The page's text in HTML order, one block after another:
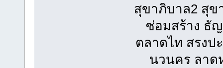
สุขาภิบาล2 สุข
ซ่อมสร้าง ธั
ตลาดไท สรงป
นวนคร ลาด